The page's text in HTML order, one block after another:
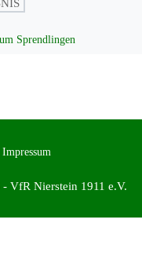
Sprendlingen
Impressum
VfR Nierstein 1911 e.V.